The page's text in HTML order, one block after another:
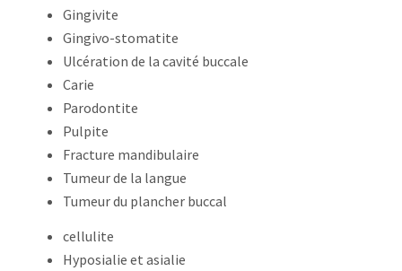
Gingivite
Gingivo-stomatite
Ulcération de la cavité buccale
Carie
Parodontite
Pulpite
Fracture mandibulaire
Tumeur de la langue
Tumeur du plancher buccal
cellulite
Hyposialie et asialie